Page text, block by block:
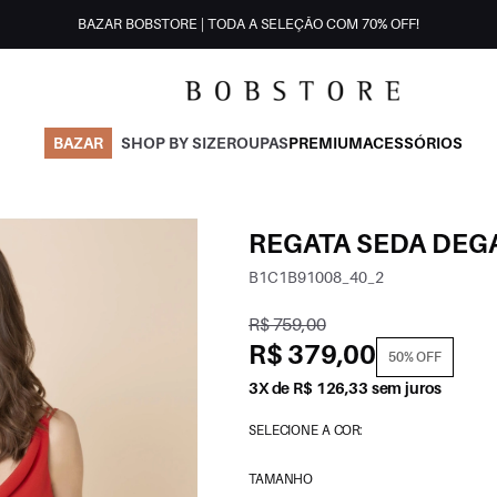
BAZAR BOBSTORE | TODA A SELEÇÃO COM 70% OFF!
BAZAR SHOP BY SIZEROUPASPREMIUMACESSÓRIOS
REGATA SEDA
B1C1B91008_40_2
R$ 759,00
R$ 379,00 50% OFF
3X de R$ 126,33 sem juros
SELECIONE A COR:
TAMANHO